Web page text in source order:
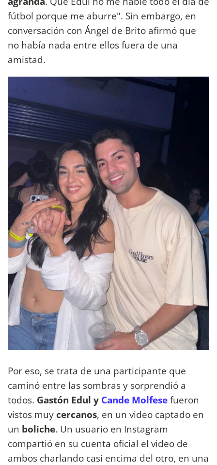
fútbol porque me aburre". Sin embargo, en
conversación con Ángel de Brito afirmó que
no había nada entre ellos fuera de una
amistad.
Por eso, se trata de una participante que
caminó entre las sombras y sorprendió a
todos. Gastón Edul y Cande Molfesefueron
vistos muy cercanos, en un video captado en
un boliche. Un usuario en Instagram
compartió en su cuenta oficial el video de
ambos charlando casi encima del otro, en una